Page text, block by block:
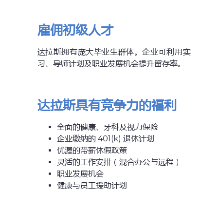
雇佣初级人才
达拉斯拥有庞大毕业生群体。企业可利用实
习、导师计划及职业发展机会提升留存率。
达拉斯具有竞争力的福利
全面的健康、牙科及视力保险
企业缴纳的 401(k) 退休计划
优渥的带薪休假政策
灵活的工作安排（混合办公与远程）
职业发展机会
健康与员工援助计划